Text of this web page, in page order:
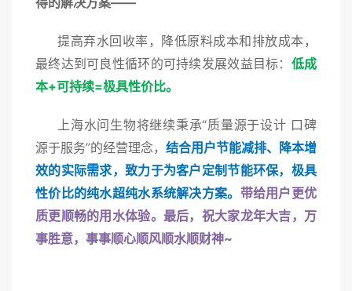
提高弃水回收率，降低原料成本和排放成本，
最终达到可良性循环的可持续发展效益目标： 低成
本+可持续=极具性价比。
上海水问生物将继续秉承“质量源于设计 口碑
源于服务”的经营理念， 结合用户节能减排、降本增
效的实际需求，致力于为客户定制节能环保，极具
性价比的纯水超纯水系统解决方案。 带给用户更优
质更顺畅的用水体验。最后，祝大家龙年大吉，万
事胜意，事事顺心顺风顺水顺财神~